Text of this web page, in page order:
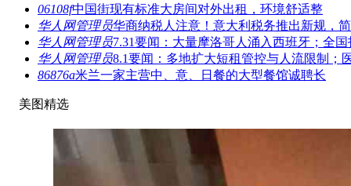
06108f中国街现有标准大房间对外出租，环境舒适整
华人网管理员华商纳税人注意！意大利税务推出新规，
华人网管理员7.31要闻：大量摩洛哥人涌入西班牙；全国
华人网管理员8.1要闻：多地扩大短租管控与人流限制；
86876a米兰一家主营中、意、日餐的大型餐馆诚聘长
美图精选